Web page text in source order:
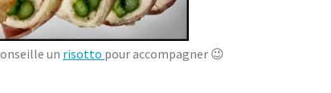
un risotto pour accompagner 😉